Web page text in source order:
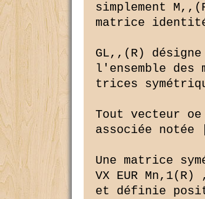
simplement
matrice
GL,,(R)
l'ensemble des
trices
Tout vecteur
associée
Une matrice
VX EUR
et définie